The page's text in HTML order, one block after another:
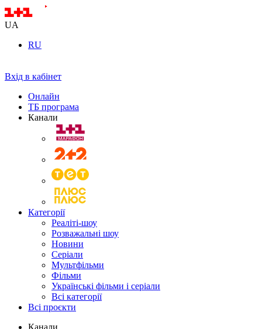
UA
RU
Вхід в кабінет
Онлайн
ТБ програма
Канали
Категорії
Реаліті-шоу
Розважальні шоу
Новини
Серіали
Мультфільми
Фільми
Українські фільми і серіали
Всі категорії
Всі проєкти
Канали